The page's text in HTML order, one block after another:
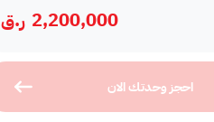
2,200,000 ر.ق
احجز وحدتك الان